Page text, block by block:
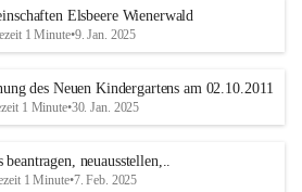
Elsbeere Wienerwald
1 Minute•9. Jan. 2025
des Neuen Kindergartens am 02.10.2011
1 Minute•30. Jan. 2025
beantragen, neuausstellen,..
1 Minute•7. Feb. 2025